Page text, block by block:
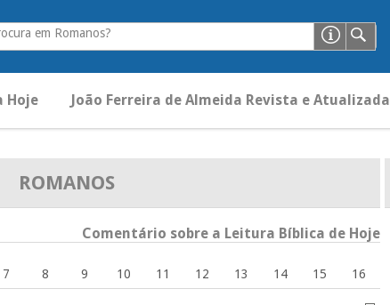
em Romanos?
Hoje João Ferreira de Almeida Revista e Atualizada
ROMANOS
Comentário sobre a Leitura Bíblica de Hoje
7 8 9 10 11 12 13 14 15 16